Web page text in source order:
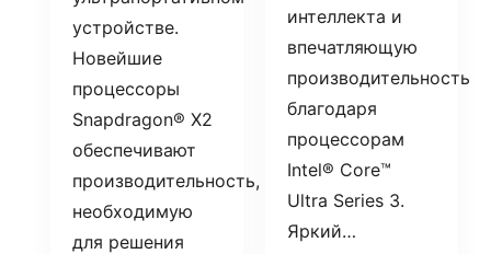
устройстве.
Новейшие
процессоры
Snapdragon® X2
обеспечивают
производительность,
необходимую
для решения
интеллекта и
впечатляющую
производительность
благодаря
процессорам
Intel® Core™
Ultra Series 3.
Яркий…